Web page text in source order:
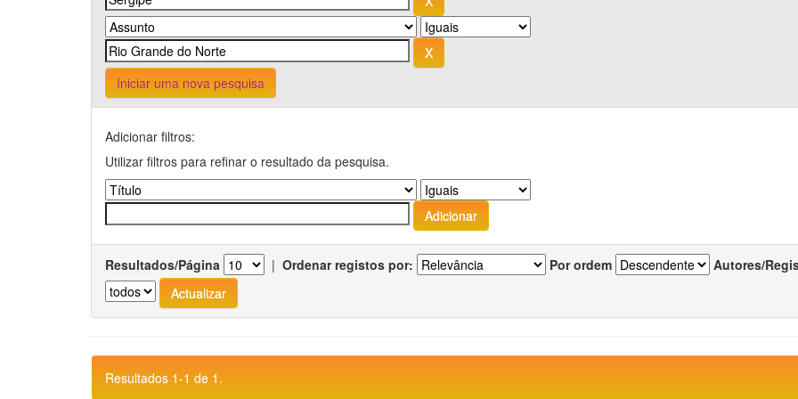
Iniciar uma nova pesquisa
Adicionar filtros:
Utilizar filtros para refinar o resultado da pesquisa.
Resultados/Página | Ordenar registos por: Por ordem Autores/
Resultados 1-1 de 1.